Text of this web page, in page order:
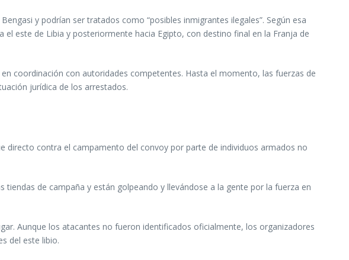
y podrían ser tratados como “posibles inmigrantes ilegales”. Según esa
este de Libia y posteriormente hacia Egipto, con destino final en la Franja de
coordinación con autoridades competentes. Hasta el momento, las fuerzas de
jurídica de los arrestados.
directo contra el campamento del convoy por parte de individuos armados no
de campaña y están golpeando y llevándose a la gente por la fuerza en
Aunque los atacantes no fueron identificados oficialmente, los organizadores
del este libio.